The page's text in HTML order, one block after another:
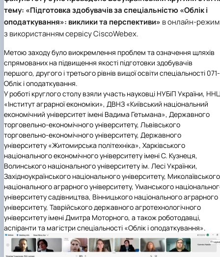
тему: «Підготовка здобувачів за спеціальністю «Облік і
оподаткування»: виклики та перспективи» в онлайн-
з використанням сервісу СіsсоWebex.
Метою заходу було виокремлення проблем та означення щляхів
спрямованих на підвищення якості підготовки здобувачів
першого, другого і третього рівнів вищої освіти спеціальності 071-
Облік і оподаткування.
У роботі круглого столу взяли участь науковці НУБіП України,
«Інститут аграрної економіки», ДВНЗ «Київський національний
економічний університет імені Вадима Гетьмана», Державного
торговельно-економічного університету, Львівського
торговельно-економічного університету, Державного
університету «Житомирська політехніка», Харківського
національного економічного університету імені С. Кузнеця,
Волинського національного університету ім. Лесі Українки,
Західноукраїнського національного університету, Миколаївського
національного аграрного університету, Уманського
університету садівництва, Вінницького національного аграрного
університету, Таврійського державного агротехнологічного
університету імені Дмитра Моторного, а також роботодавці,
аспіранти та магістри спеціальності «Облік і оподаткування».